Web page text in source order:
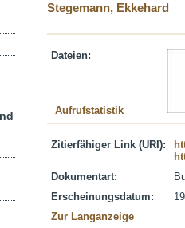
Stegemann, Ekkehard
Dateien:
Aufrufstatistik
Zitierfähiger Link (URI):
Dokumentart:
Erscheinungsdatum:
Zur Langanzeige